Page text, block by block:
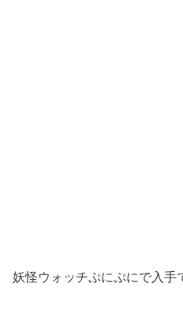
妖怪ウォッチぷにぷにで入手